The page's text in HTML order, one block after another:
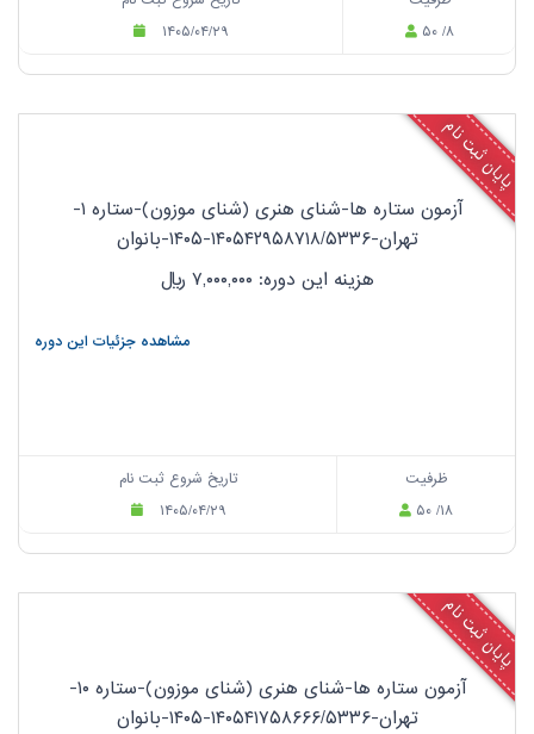
۱۴۰۵/۰۴/۲۹
۵۰ /۸
پایان ثبت نام
آزمون ستاره ها-شنای هنری (شنای موزون)-ستاره ۱-
تهران-۱۴۰۵۴۲۹۵۸۷۱۸/۵۳۳۶-۱۴۰۵-بانوان
هزینه این دوره: ۷,۰۰۰,۰۰۰
ریال
مشاهده جزئیات این دوره
تاریخ شروع ثبت نام
۱۴۰۵/۰۴/۲۹
ظرفیت
۵۰ /۱۸
پایان ثبت نام
آزمون ستاره ها-شنای هنری (شنای موزون)-ستاره ۱۰-
تهران-۱۴۰۵۴۱۷۵۸۶۶۶/۵۳۳۶-۱۴۰۵-بانوان